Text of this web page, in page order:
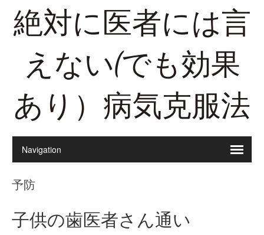
絶対に医者には言
えない(でも効果
あり）病気克服法
予防
子供の歯医者さん通い